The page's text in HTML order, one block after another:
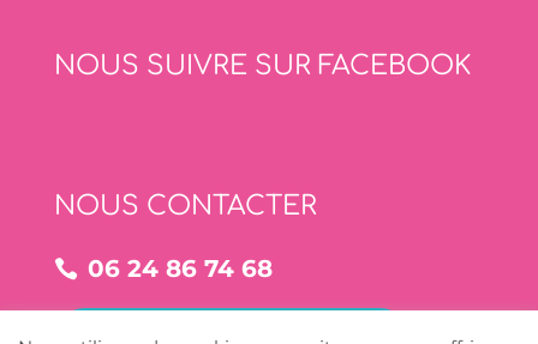
NOUS SUIVRE SUR FACEBOOK
NOUS CONTACTER
06 24 86 74 68
NOUS CONTACTER PAR MAIL